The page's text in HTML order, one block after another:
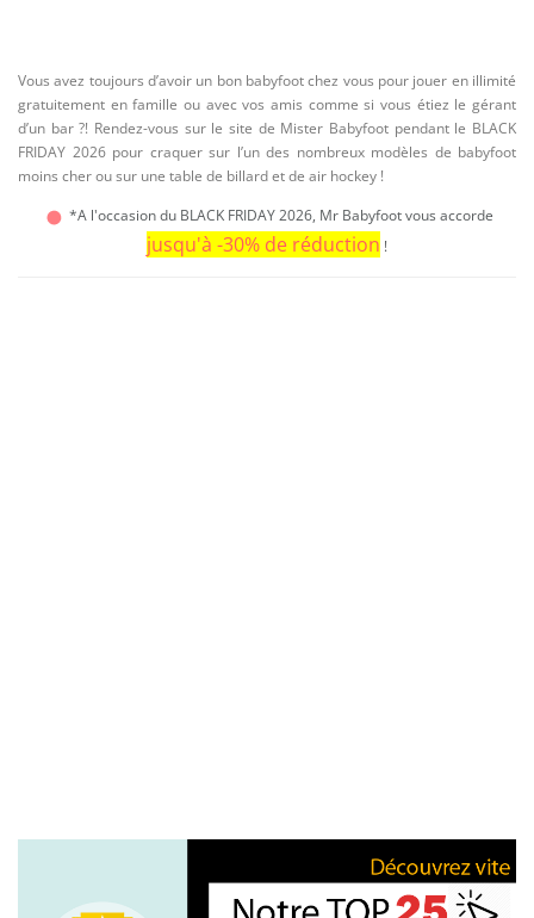
🎁 CADEAUX
✈ VOLS, HOTELS & ACTIVITÉS
💍 BIJOUX
💻 SITES WEB, APPLICATIONS & LOGICIELS
Vous avez toujours d’avoir un bon babyfoot chez vous pour jouer en illimité
gratuitement en famille ou avec vos amis comme si vous étiez le gérant
d’un bar ?! Rendez-vous sur le site de Mister Babyfoot pendant le BLACK
FRIDAY 2026 pour craquer sur l’un des nombreux modèles de babyfoot
moins cher ou sur une table de billard et de air hockey !
*A l'occasion du BLACK FRIDAY 2026, Mr Babyfoot vous accorde
jusqu'à -30% de réduction !